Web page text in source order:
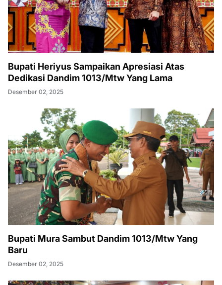
Bupati Heriyus Sampaikan Apresiasi Atas
Dedikasi Dandim 1013/Mtw Yang Lama
Desember 02, 2025
Bupati Mura Sambut Dandim 1013/Mtw Yang
Baru
Desember 02, 2025